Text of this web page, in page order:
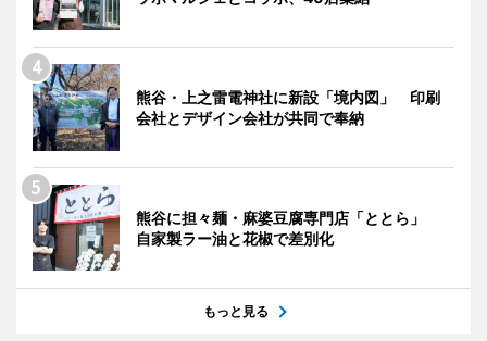
熊谷・上之雷電神社に新設「境内図」 印刷
会社とデザイン会社が共同で奉納
熊谷に担々麺・麻婆豆腐専門店「ととら」
自家製ラー油と花椒で差別化
もっと見る